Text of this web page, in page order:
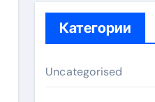
Категории
Uncategorised